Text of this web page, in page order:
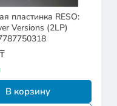
пластинка RESO:
Versions (2LP)
В корзину